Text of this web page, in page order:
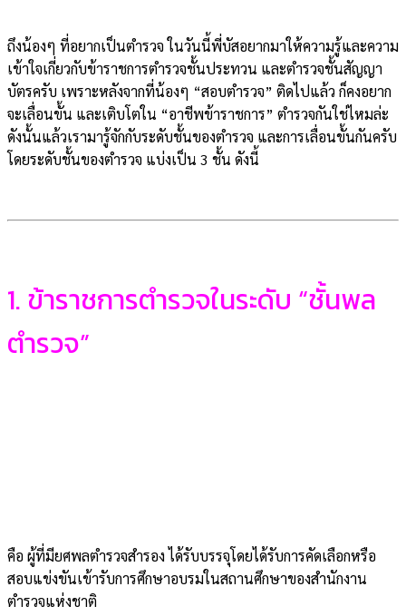
ถึงน้องๆ ที่อยากเป็นตำรวจ ในวันนี้พี่บัสอยากมาให้ความรู้และความ
เข้าใจเกี่ยวกับข้าราชการตำรวจชั้นประทวน และตำรวจชั้นสัญญา
บัตรครับ เพราะหลังจากที่น้องๆ “สอบตำรวจ” ติดไปแล้ว ก็คงอยาก
จะเลื่อนขั้น และเติบโตใน “อาชีพข้าราชการ” ตำรวจกันใช่ไหมล่ะ
ดังนั้นแล้วเรามารู้จักกับระดับชั้นของตำรวจ และการเลื่อนขั้นกันครับ
โดยระดับชั้นของตำรวจ แบ่งเป็น 3 ชั้น ดังนี้
1. ข้าราชการตำรวจในระดับ “ชั้นพล
ตำรวจ”
คือ ผู้ที่มียศพลตำรวจสำรอง ได้รับบรรจุโดยได้รับการคัดเลือกหรือ
สอบแข่งขันเข้ารับการศึกษาอบรมในสถานศึกษาของสำนักงาน
ตำรวจแห่งชาติ